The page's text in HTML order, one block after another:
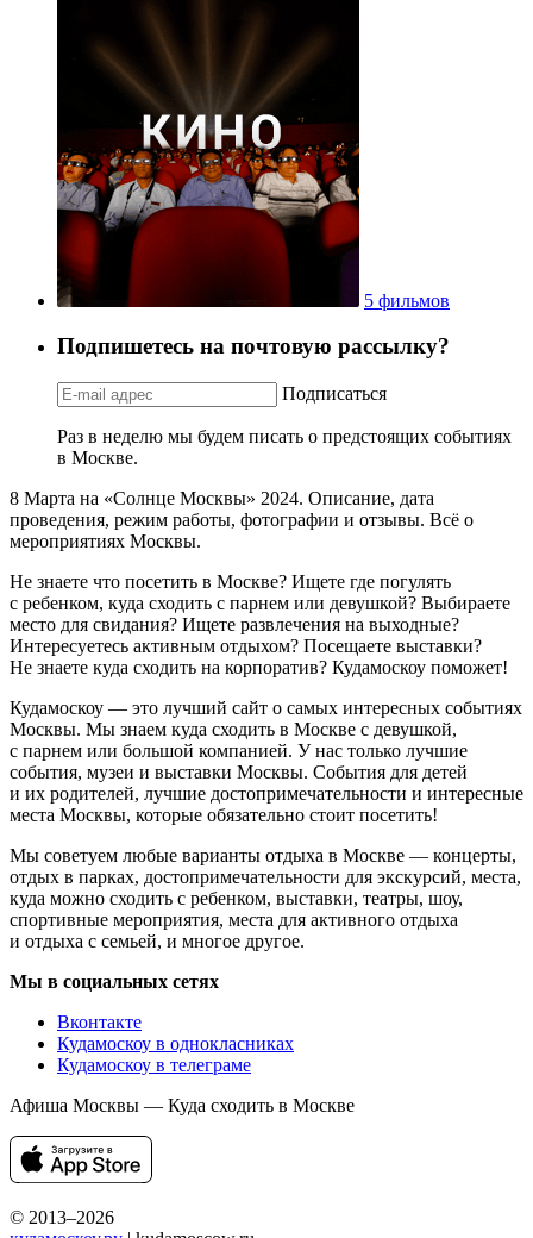
5 фильмов
Подпишетесь на почтовую рассылку?
Подписаться
Раз в неделю мы будем писать о предстоящих событиях
в Москве.
8 Марта на «Солнце Москвы» 2024. Описание, дата
проведения, режим работы, фотографии и отзывы. Всё о
мероприятиях Москвы.
Не знаете что посетить в Москве? Ищете где погулять
с ребенком, куда сходить с парнем или девушкой? Выбираете
место для свидания? Ищете развлечения на выходные?
Интересуетесь активным отдыхом? Посещаете выставки?
Не знаете куда сходить на корпоратив? Кудамоскоу поможет!
Кудамоскоу — это лучший сайт о самых интересных событиях
Москвы. Мы знаем куда сходить в Москве с девушкой,
с парнем или большой компанией. У нас только лучшие
события, музеи и выставки Москвы. События для детей
и их родителей, лучшие достопримечательности и интересные
места Москвы, которые обязательно стоит посетить!
Мы советуем любые варианты отдыха в Москве — концерты,
отдых в парках, достопримечательности для экскурсий, места,
куда можно сходить с ребенком, выставки, театры, шоу,
спортивные мероприятия, места для активного отдыха
и отдыха с семьей, и многое другое.
Мы в социальных сетях
Вконтакте
Кудамоскоу в однокласниках
Кудамоскоу в телеграме
Афиша Москвы — Куда сходить в Москве
© 2013–2026